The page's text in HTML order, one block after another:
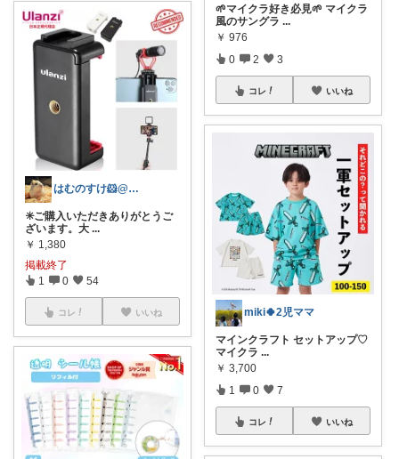
はむのすけ🐹@美味しいもの&季節の商品
✳️ご購入いただきありがとうご
ざいます。大 ...
￥ 1,380
掲載終了
1 0 54
コレ いいね
🌱マイクラ好き必見🌱 マイクラ
風のサングラ ...
￥ 976
0 2 3
コレ いいね
miki🍀2児ママ
マインクラフト セットアップ♡
マイクラ ...
￥ 3,700
1 0 7
コレ いいね